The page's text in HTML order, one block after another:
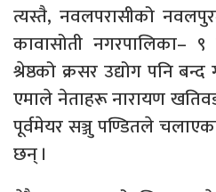
त्यस्तै, नवलपरासीको
कावासोती नगरपालिका–
श्रेष्ठको क्रसर उद्योग पनि
एमाले नेताहरू नारायण
पूर्वमेयर सञ्जु पण्डितले
छन् ।